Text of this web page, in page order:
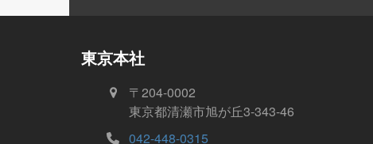
東京本社
〒204-0002
東京都清瀬市旭が丘3-343-46
042-448-0315